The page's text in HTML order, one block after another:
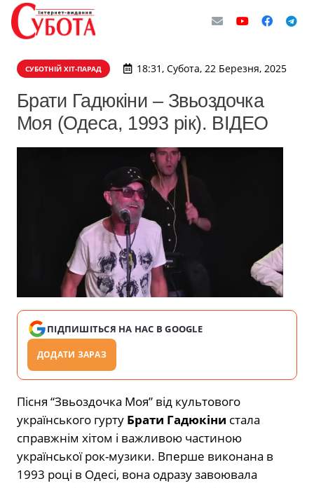
СУБОТНІЙ ХІТ-ПАРАД 18:31, Субота, 22 Березня, 2025
Брати Гадюкіни – Звьоздочка
Моя (Одеса, 1993 рік). ВІДЕО
ПІДПИШІТЬСЯ НА НАС В GOOGLE
ДОДАТИ ЗАРАЗ
Пісня “Звьоздочка Моя” від культового
українського гурту Брати Гадюкіни стала
справжнім хітом і важливою частиною
української рок-музики. Вперше виконана в
1993 році в Одесі, вона одразу завоювала